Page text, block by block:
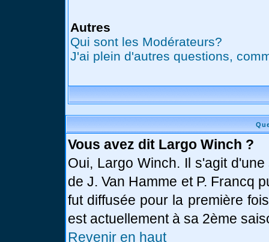
Autres
Qui sont les Modérateurs?
J'ai plein d'autres questions,
Vous avez dit Largo Winch ?
Oui, Largo Winch. Il s'agit
de J. Van Hamme et P. Francq
fut diffusée pour la première
est actuellement à sa 2ème
Revenir en haut